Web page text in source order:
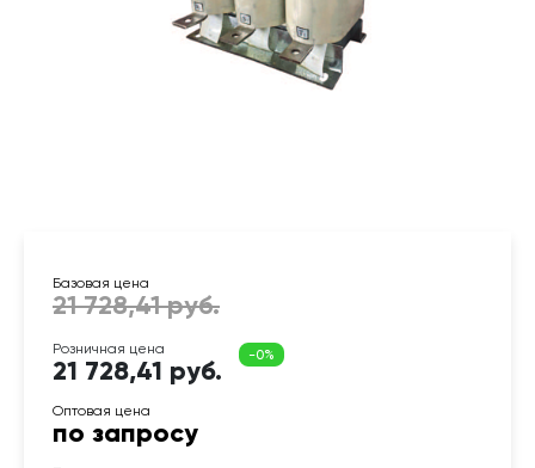
21 728,41 руб.
по запросу